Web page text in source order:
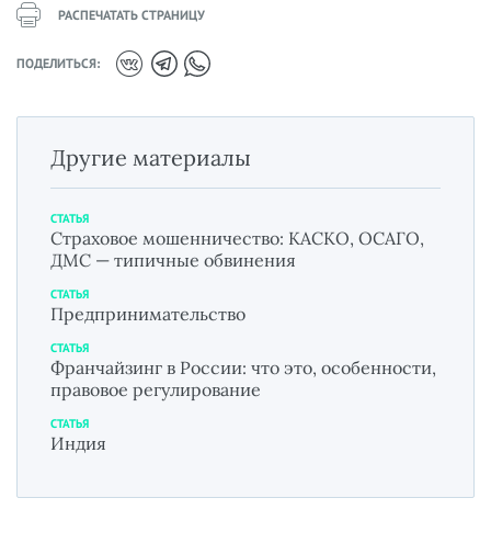
РАСПЕЧАТАТЬ СТРАНИЦУ
ПОДЕЛИТЬСЯ:
Другие материалы
СТАТЬЯ
Страховое мошенничество: КАСКО, ОСАГО,
ДМС — типичные обвинения
СТАТЬЯ
Предпринимательство
СТАТЬЯ
Франчайзинг в России: что это, особенности,
правовое регулирование
СТАТЬЯ
Индия